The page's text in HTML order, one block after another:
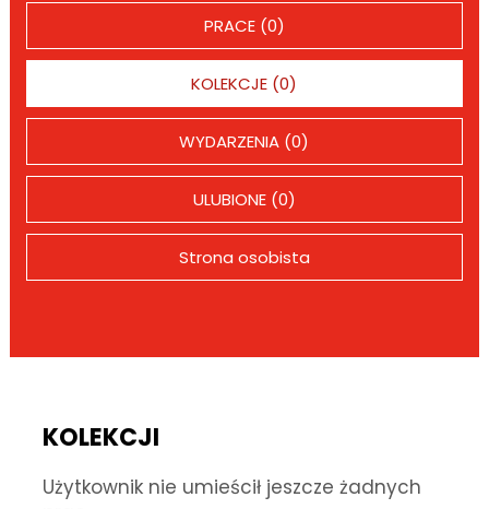
PRACE (0)
KOLEKCJE (0)
WYDARZENIA (0)
ULUBIONE (0)
Strona osobista
KOLEKCJI
Użytkownik nie umieścił jeszcze żadnych